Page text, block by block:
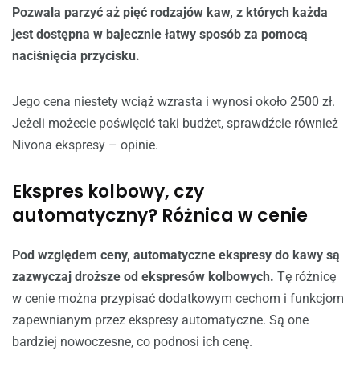
Pozwala parzyć aż pięć rodzajów kaw, z których każda
jest dostępna w bajecznie łatwy sposób za pomocą
naciśnięcia przycisku.
Jego cena niestety wciąż wzrasta i wynosi około 2500 zł.
Jeżeli możecie poświęcić taki budżet, sprawdźcie również
Nivona ekspresy – opinie.
Ekspres kolbowy, czy
automatyczny? Różnica w cenie
Pod względem ceny, automatyczne ekspresy do kawy są
zazwyczaj droższe od ekspresów kolbowych. Tę różnicę
w cenie można przypisać dodatkowym cechom i funkcjom
zapewnianym przez ekspresy automatyczne. Są one
bardziej nowoczesne, co podnosi ich cenę.